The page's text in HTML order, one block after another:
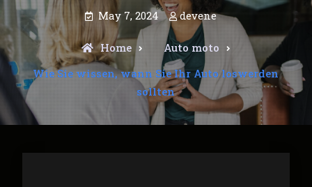
May 7, 2024 devene
Home
Auto moto
Wie Sie wissen, wann Sie Ihr Auto loswerden
sollten